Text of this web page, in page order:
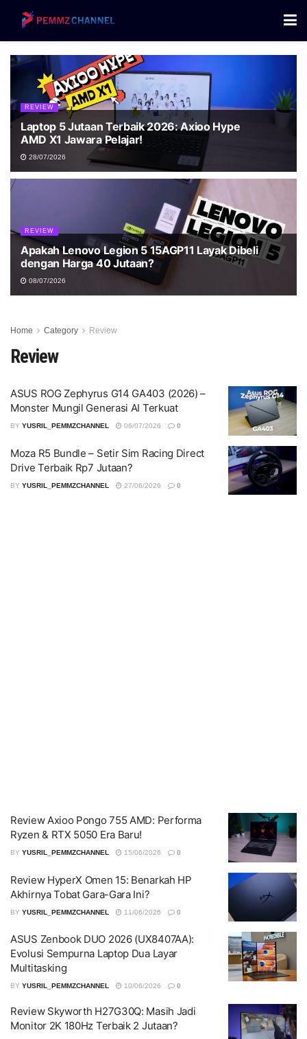
REVIEW
Laptop 5 Jutaan Terbaik 2026: Axioo Hype
AMD X1 Jawara Pelajar!
28/07/2026
REVIEW
Apakah Lenovo Legion 5 15AGP11 Layak Dibeli
dengan Harga 40 Jutaan?
08/07/2026
Home Category Review
Review
ASUS ROG Zephyrus G14 GA403 (2026) –
Monster Mungil Generasi AI Terkuat
BY YUSRIL_PEMMZCHANNEL 06/07/2026 0
Moza R5 Bundle – Setir Sim Racing Direct
Drive Terbaik Rp7 Jutaan?
BY YUSRIL_PEMMZCHANNEL 27/06/2026 0
Review Axioo Pongo 755 AMD: Performa
Ryzen & RTX 5050 Era Baru!
BY YUSRIL_PEMMZCHANNEL 15/06/2026 0
Review HyperX Omen 15: Benarkah HP
Akhirnya Tobat Gara-Gara Ini?
BY YUSRIL_PEMMZCHANNEL 11/06/2026 0
ASUS Zenbook DUO 2026 (UX8407AA):
Evolusi Sempurna Laptop Dua Layar
Multitasking
BY YUSRIL_PEMMZCHANNEL 10/06/2026 0
Review Skyworth H27G30Q: Masih Jadi
Monitor 2K 180Hz Terbaik 2 Jutaan?